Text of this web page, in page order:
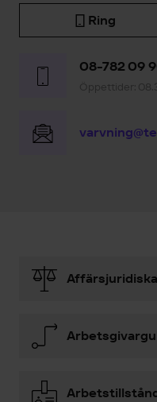
Ring
08-782 09
Öppettider: